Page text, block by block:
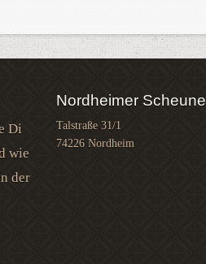
Di
wie
der
Nordheimer Scheune
Talstraße 31/1
74226 Nordheim